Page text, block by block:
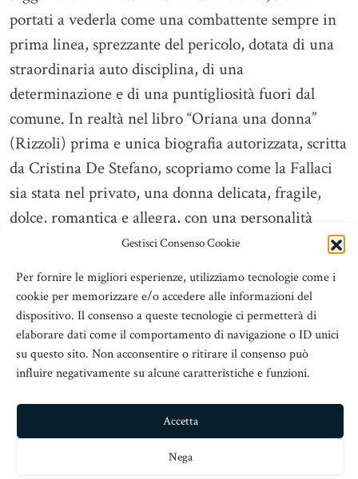
Gestisci Consenso Cookie
Per fornire le migliori esperienze, utilizziamo tecnologie come i
cookie per memorizzare e/o accedere alle informazioni del
dispositivo. Il consenso a queste tecnologie ci permetterà di
elaborare dati come il comportamento di navigazione o ID unici
su questo sito. Non acconsentire o ritirare il consenso può
influire negativamente su alcune caratteristiche e funzioni.
Accetta
Nega
portati a vederla come una combattente sempre in
prima linea, sprezzante del pericolo, dotata di una
straordinaria auto disciplina, di una
determinazione e di una puntigliosità fuori dal
comune. In realtà nel libro “Oriana una donna”
(Rizzoli) prima e unica biografia autorizzata, scritta
da Cristina De Stefano, scopriamo come la Fallaci
sia stata nel privato, una donna delicata, fragile,
dolce, romantica e allegra, con una personalità
meno “monolitic...
Leggi tutto
Scrivere per Guarire
Barbara Taglioni Articoli Barbara Taglioni
3035